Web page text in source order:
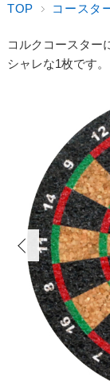
TOP コースタ
コルクコースター
シャレな1枚です。